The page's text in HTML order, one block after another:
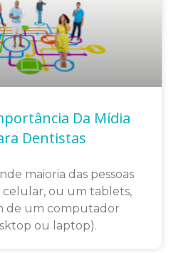
Da Mídia
Dentistas
maioria das pessoas
ou um tablets,
de um computador
ou laptop).